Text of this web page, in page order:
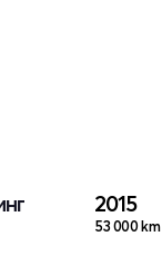
2015
53 000 km